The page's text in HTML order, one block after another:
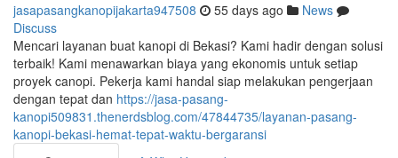
jasapasangkanopijakarta947508 55 days ago
News
Discuss
Mencari layanan buat kanopi di Bekasi? Kami hadir dengan solusi
terbaik! Kami menawarkan biaya yang ekonomis untuk setiap
proyek canopi. Pekerja kami handal siap melakukan pengerjaan
dengan tepat dan https://jasa-pasang-
kanopi509831.thenerdsblog.com/47844735/layanan-pasang-
kanopi-bekasi-hemat-tepat-waktu-bergaransi